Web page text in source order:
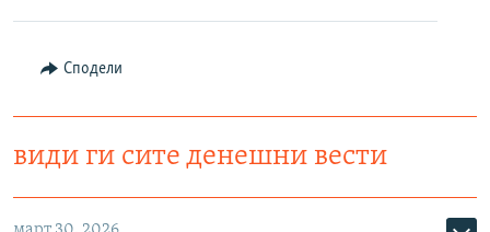
Сподели
види ги сите денешни вести